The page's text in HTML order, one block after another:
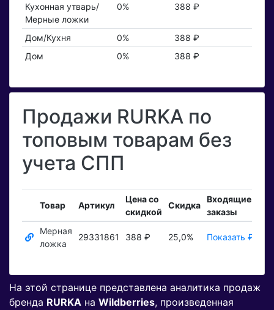
Кухонная утварь/
Мерные ложки
0% 388 ₽
Дом/Кухня 0%
388 ₽
Дом
0% 388 ₽
Продажи RURKA по
топовым товарам без
учета СПП
Товар Артикул
Цена со
скидкой
Скидка
Входящие
заказы
Мерная
ложка
29331861 388 ₽ 25,0% Показать ₽
На этой странице представлена аналитика продаж
бренда RURKA на Wildberries, произведенная